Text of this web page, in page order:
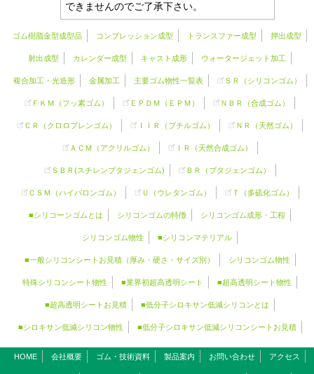
できませんのでご了承下さい。
ゴム樹脂金型成型品 コンプレッション成型 トランスファー成型 押出成型
射出成型 カレンダー成型 キャスト成形 ウォータージェット加工
複合加工・光造形 金属加工 主要ゴム物性一覧表 ＳＲ（ シリコンゴム ）
ＦＫＭ（フッ素ゴム） ＥＰＤＭ（ＥＰＭ） ＮＢＲ（合成ゴム）
ＣＲ（クロロプレンゴム） ＩＩＲ（ブチルゴム） ＮＲ（天然ゴム）
ＡＣＭ（アクリルゴム） ＩＲ（天然合成ゴム）
ＳＢＲ(スチレンブタジェンゴム) ＢＲ（ブタジェンゴム）
ＣＳＭ（ハイパロンゴム） Ｕ（ウレタンゴム） Ｔ（多硫化ゴム）
■シリコーンゴムとは シリコンゴムの特徴 シリコンゴム成形・工程
シリコンゴム物性 ■シリコンマテリアル
■一般シリコンシートお見積（厚み・硬さ・サイズ別） シリコンゴム物性
特殊シリコンシート物性 ■業界初超高透明シート ■超高透明シート物性
■超高透明シートお見積 ■低分子シロキサン低減シリコンとは
■シロキサン低減シリコン物性 ■低分子シロキサン低減シリコンシートお見積
HOME 会社概要 ゴム・技術資料 製品案内 お問い合わせ アクセス